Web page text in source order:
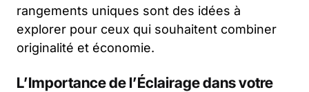
rangements uniques sont des idées à
explorer pour ceux qui souhaitent combiner
originalité et économie.
L’Importance de l’Éclairage dans votre